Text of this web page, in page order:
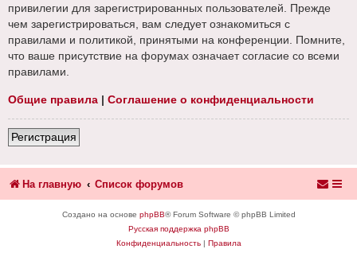
привилегии для зарегистрированных пользователей. Прежде
чем зарегистрироваться, вам следует ознакомиться с
правилами и политикой, принятыми на конференции. Помните,
что ваше присутствие на форумах означает согласие со всеми
правилами.
Общие правила | Соглашение о конфиденциальности
Регистрация
На главную Список форумов
Создано на основе phpBB® Forum Software © phpBB Limited
Русская поддержка phpBB
Конфиденциальность| Правила